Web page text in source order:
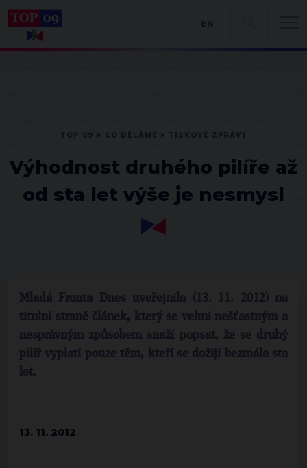
Výhodnost druhého pilíře až
od sta let výše je nesmysl
Mladá Fronta Dnes uveřejnila (13. 11. 2012) na
titulní straně článek, který se velmi nešťastným a
nesprávným způsobem snaží popsat, že se druhý
pilíř vyplatí pouze těm, kteří se dožijí bezmála sta
let.
13. 11. 2012